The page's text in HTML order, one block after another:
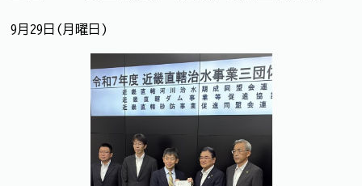
9月29日(月曜日)